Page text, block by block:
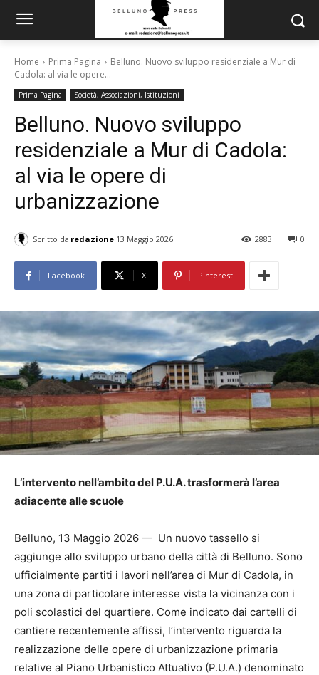
Home Prima Pagina
Belluno. Nuovo sviluppo residenziale a Mur di
Cadola: al via le opere...
Prima Pagina Società, Associazioni, Istituzioni
Belluno. Nuovo sviluppo
residenziale a Mur di Cadola:
al via le opere di
urbanizzazione
Scritto da redazione 13 Maggio 2026 0
2883
Facebook X Pinterest
L’intervento nell’ambito del P.U.A. trasformerà l’area
adiacente alle scuole
Belluno, 13 Maggio 2026 — Un nuovo tassello si
aggiunge allo sviluppo urbano della città di Belluno. Sono
ufficialmente partiti i lavori nell’area di Mur di Cadola, in
una zona di particolare interesse vista la vicinanza con i
poli scolastici del quartiere. Come indicato dai cartelli di
cantiere recentemente affissi, l’intervento riguarda la
realizzazione delle opere di urbanizzazione primaria
relative al Piano Urbanistico Attuativo (P.U.A.) denominato